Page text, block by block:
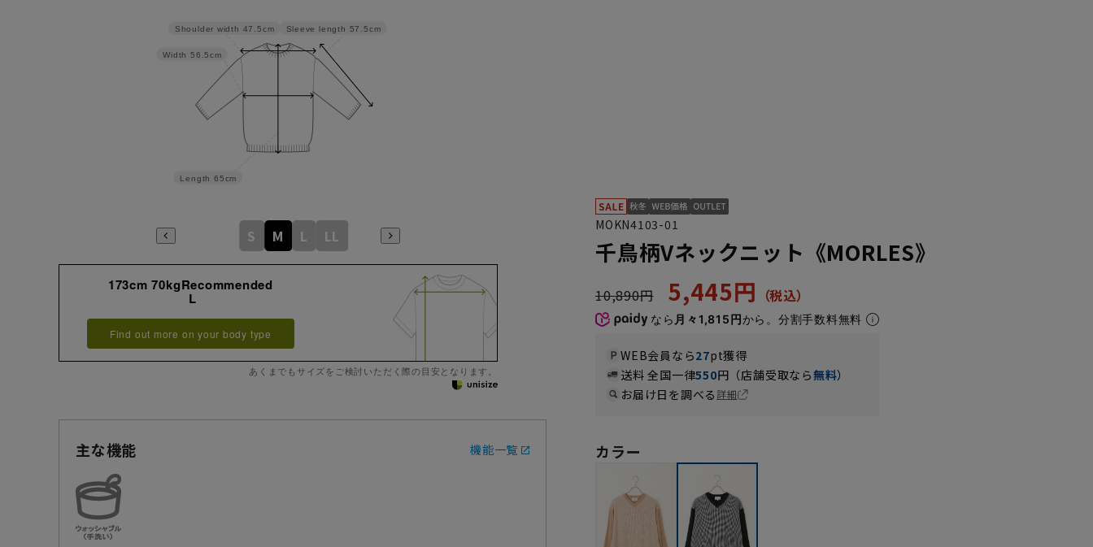
Sleeve length 57.5cm
Length 65cm
Width 56.5cm
Shoulder width 47.5cm
S M L LL
173cm 70kgRecommended
L
Find out more on your body type
あくまでもサイズをご検討いただく際の目安となります。
主な機能 機能一覧
MOKN4103-01
千鳥柄Vネックニット《MORLES》
10,890円 5,445円
なら 月々1,815円から。分割手数料無料
WEB会員なら27pt獲得
送料 全国一律550円（店舗受取なら無料）
お届け日を調べる詳細
カラー